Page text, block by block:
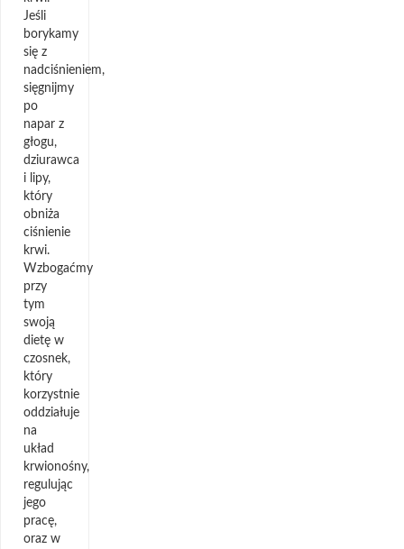
Jeśli
borykamy
się z
nadciśnieniem,
sięgnijmy
po
napar z
głogu,
dziurawca
i lipy,
który
obniża
ciśnienie
krwi.
Wzbogaćmy
przy
tym
swoją
dietę w
czosnek,
który
korzystnie
oddziałuje
na
układ
krwionośny,
regulując
jego
pracę,
oraz w